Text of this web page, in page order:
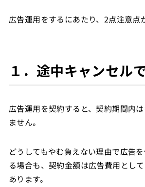
広告運用をするにあたり、2点注意点
１．途中キャンセル
広告運用を契約すると、契約期間内
ません。
どうしてもやむ負えない理由で広告
る場合も、契約金額は広告費用とし
あります。